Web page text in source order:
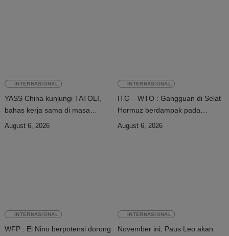
INTERNASIONAL
YASS China kunjungi TATOLI,
bahas kerja sama di masa
depan
August 6, 2026
INTERNASIONAL
ITC – WTO : Gangguan di Selat
Hormuz berdampak pada
perdagangan energi, pupuk, dan
August 6, 2026
INTERNASIONAL
WFP : El Nino berpotensi dorong
INTERNASIONAL
November ini, Paus Leo akan